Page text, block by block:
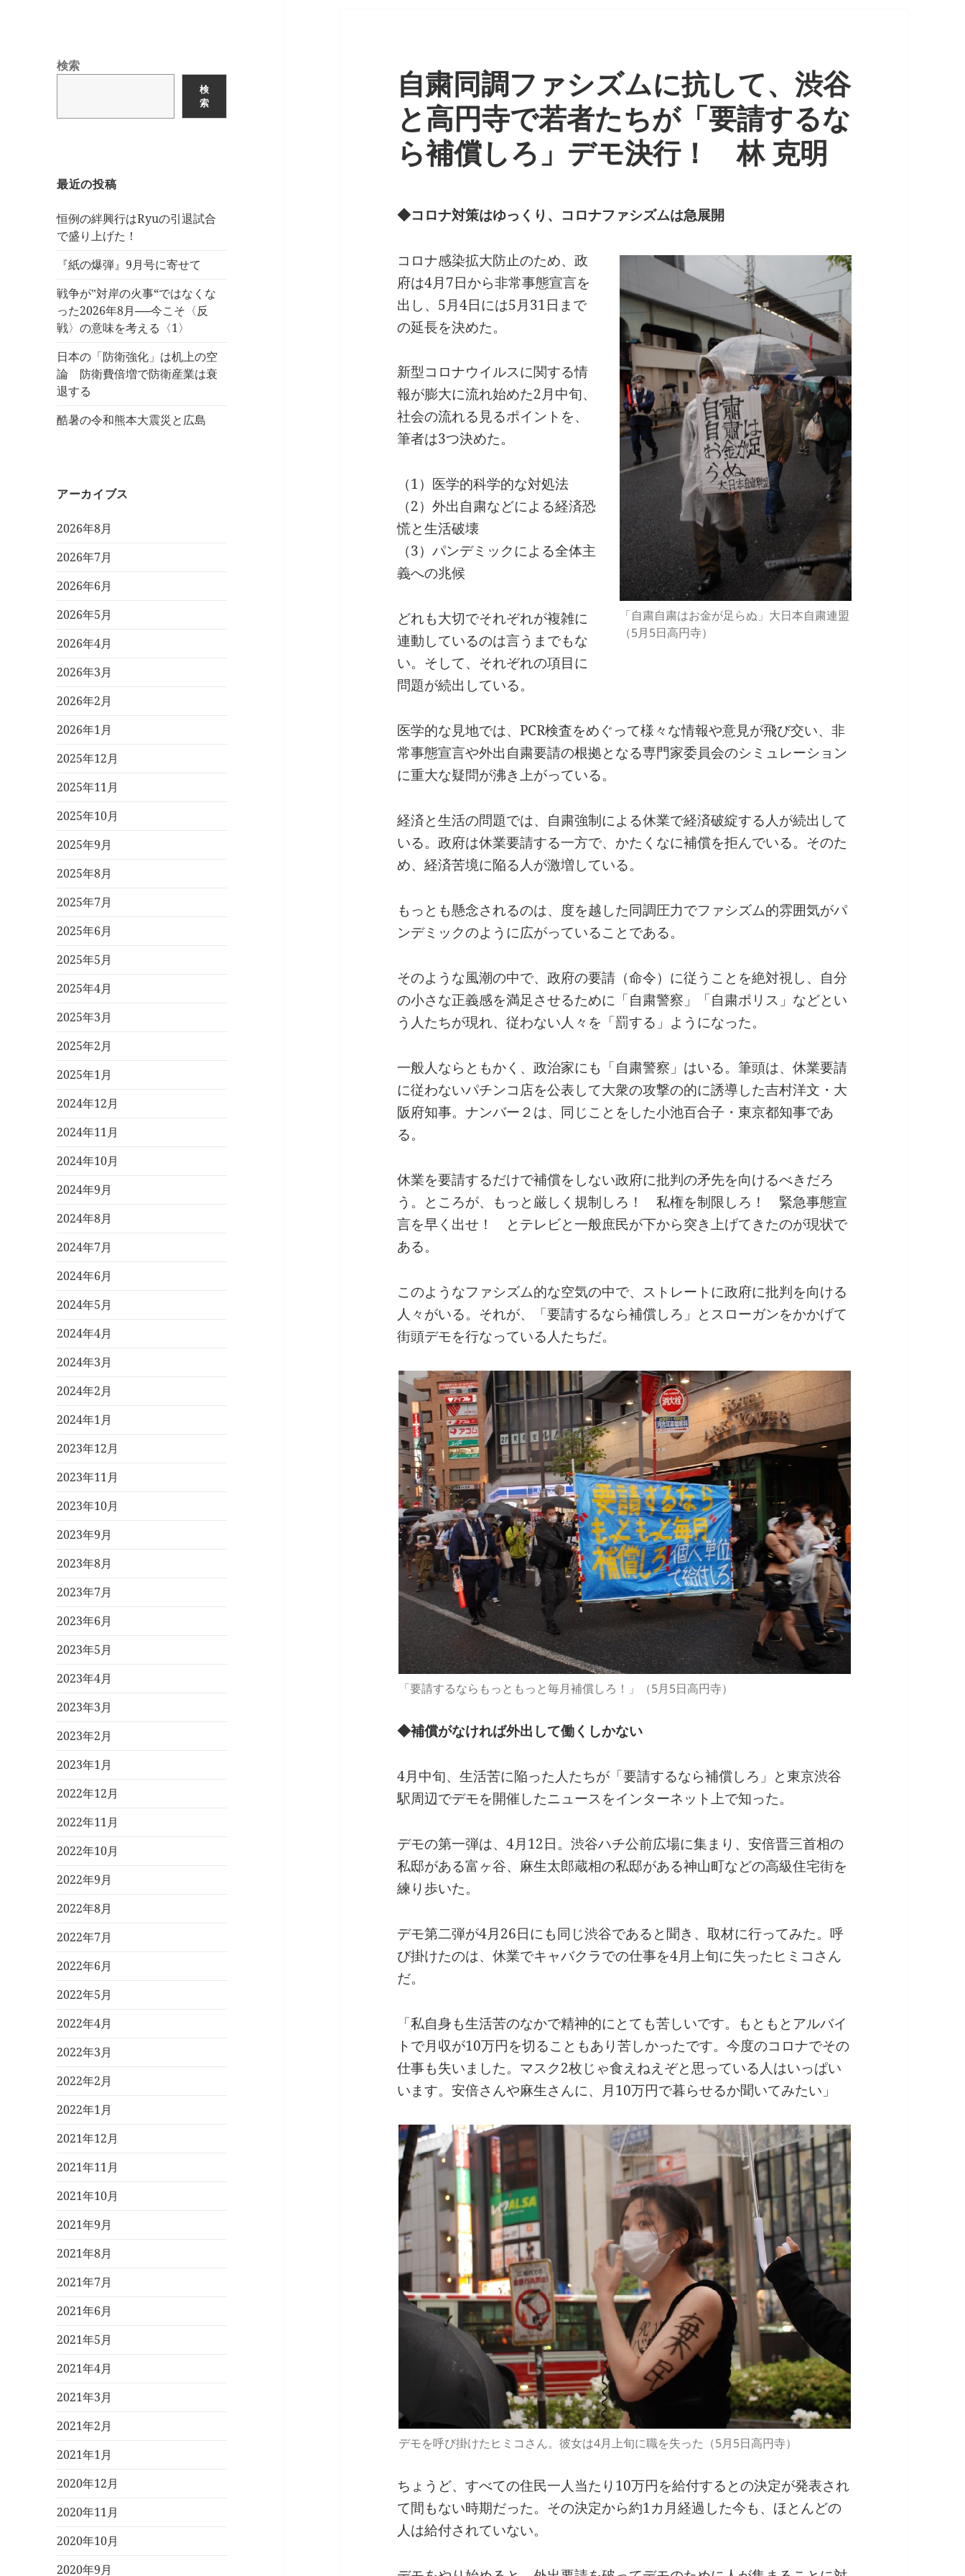
検索
検
索
最近の投稿
恒例の絆興行はRyuの引退試合
で盛り上げた！
『紙の爆弾』9月号に寄せて
戦争が‟対岸の火事“ではなくな
った2026年8月──今こそ〈反
戦〉の意味を考える〈1〉
日本の「防衛強化」は机上の空
論 防衛費倍増で防衛産業は衰
退する
酷暑の令和熊本大震災と広島
アーカイブス
2026年8月
2026年7月
2026年6月
2026年5月
2026年4月
2026年3月
2026年2月
2026年1月
2025年12月
2025年11月
2025年10月
2025年9月
2025年8月
2025年7月
2025年6月
2025年5月
2025年4月
2025年3月
2025年2月
2025年1月
2024年12月
2024年11月
2024年10月
2024年9月
2024年8月
2024年7月
2024年6月
2024年5月
2024年4月
2024年3月
2024年2月
2024年1月
2023年12月
2023年11月
2023年10月
2023年9月
2023年8月
2023年7月
2023年6月
2023年5月
2023年4月
2023年3月
2023年2月
2023年1月
2022年12月
2022年11月
2022年10月
2022年9月
2022年8月
2022年7月
2022年6月
2022年5月
2022年4月
2022年3月
2022年2月
2022年1月
2021年12月
2021年11月
2021年10月
2021年9月
2021年8月
2021年7月
2021年6月
2021年5月
2021年4月
2021年3月
2021年2月
2021年1月
2020年12月
2020年11月
2020年10月
2020年9月
自粛同調ファシズムに抗して、渋谷
と高円寺で若者たちが「要請するな
ら補償しろ」デモ決行！ 林 克明
◆コロナ対策はゆっくり、コロナファシズムは急展開
「自粛自粛はお金が足らぬ」大日本自粛連盟
（5月5日高円寺）
コロナ感染拡大防止のため、政
府は4月7日から非常事態宣言を
出し、5月4日には5月31日まで
の延長を決めた。
新型コロナウイルスに関する情
報が膨大に流れ始めた2月中旬、
社会の流れる見るポイントを、
筆者は3つ決めた。
（1）医学的科学的な対処法
（2）外出自粛などによる経済恐
慌と生活破壊
（3）パンデミックによる全体主
義への兆候
どれも大切でそれぞれが複雑に
連動しているのは言うまでもな
い。そして、それぞれの項目に
問題が続出している。
医学的な見地では、PCR検査をめぐって様々な情報や意見が飛び交い、非
常事態宣言や外出自粛要請の根拠となる専門家委員会のシミュレーション
に重大な疑問が沸き上がっている。
経済と生活の問題では、自粛強制による休業で経済破綻する人が続出して
いる。政府は休業要請する一方で、かたくなに補償を拒んでいる。そのた
め、経済苦境に陥る人が激増している。
もっとも懸念されるのは、度を越した同調圧力でファシズム的雰囲気がパ
ンデミックのように広がっていることである。
そのような風潮の中で、政府の要請（命令）に従うことを絶対視し、自分
の小さな正義感を満足させるために「自粛警察」「自粛ポリス」などとい
う人たちが現れ、従わない人々を「罰する」ようになった。
一般人ならともかく、政治家にも「自粛警察」はいる。筆頭は、休業要請
に従わないパチンコ店を公表して大衆の攻撃の的に誘導した吉村洋文・大
阪府知事。ナンバー２は、同じことをした小池百合子・東京都知事であ
る。
休業を要請するだけで補償をしない政府に批判の矛先を向けるべきだろ
う。ところが、もっと厳しく規制しろ！ 私権を制限しろ！ 緊急事態宣
言を早く出せ！ とテレビと一般庶民が下から突き上げてきたのが現状で
ある。
このようなファシズム的な空気の中で、ストレートに政府に批判を向ける
人々がいる。それが、「要請するなら補償しろ」とスローガンをかかげて
街頭デモを行なっている人たちだ。
「要請するならもっともっと毎月補償しろ！」（5月5日高円寺）
◆補償がなければ外出して働くしかない
4月中旬、生活苦に陥った人たちが「要請するなら補償しろ」と東京渋谷
駅周辺でデモを開催したニュースをインターネット上で知った。
デモの第一弾は、4月12日。渋谷ハチ公前広場に集まり、安倍晋三首相の
私邸がある富ヶ谷、麻生太郎蔵相の私邸がある神山町などの高級住宅街を
練り歩いた。
デモ第二弾が4月26日にも同じ渋谷であると聞き、取材に行ってみた。呼
び掛けたのは、休業でキャバクラでの仕事を4月上旬に失ったヒミコさん
だ。
「私自身も生活苦のなかで精神的にとても苦しいです。もともとアルバイ
トで月収が10万円を切ることもあり苦しかったです。今度のコロナでその
仕事も失いました。マスク2枚じゃ食えねえぞと思っている人はいっぱい
います。安倍さんや麻生さんに、月10万円で暮らせるか聞いてみたい」
デモを呼び掛けたヒミコさん。彼女は4月上旬に職を失った（5月5日高円寺）
ちょうど、すべての住民一人当たり10万円を給付するとの決定が発表され
て間もない時期だった。その決定から約1カ月経過した今も、ほとんどの
人は給付されていない。